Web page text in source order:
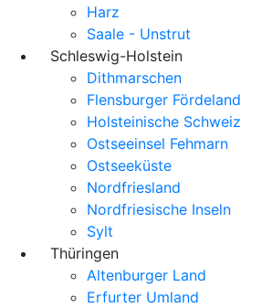
Harz
Saale - Unstrut
Schleswig-Holstein
Dithmarschen
Flensburger Fördeland
Holsteinische Schweiz
Ostseeinsel Fehmarn
Ostseeküste
Nordfriesland
Nordfriesische Inseln
Sylt
Thüringen
Altenburger Land
Erfurter Umland